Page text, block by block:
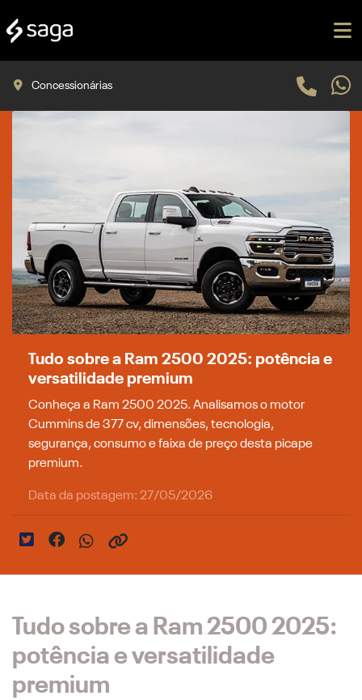
Concessionárias
Tudo sobre a Ram 2500 2025: potência e
versatilidade premium
Conheça a Ram 2500 2025. Analisamos o motor
Cummins de 377 cv, dimensões, tecnologia,
segurança, consumo e faixa de preço desta picape
premium.
Data da postagem: 27/05/2026
Tudo sobre a Ram 2500 2025:
potência e versatilidade
premium